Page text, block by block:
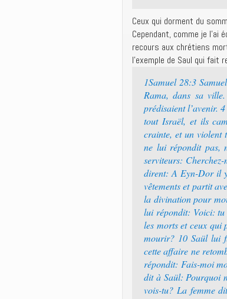
Ceux qui dorment du
Cependant, comme je l’ai
recours aux chrétiens
l’exemple de Saul qui fait
1Samuel 28:3
Rama, dans sa
prédisaient l’avenir.
tout Israël, et ils
crainte, et un violent
ne lui répondit pas,
serviteurs:
dirent: A Eyn-Dor il
vêtements et partit
la divination pour
lui répondit: Voici: tu
les morts et ceux qui
mourir? 10 Saül lui
cette affaire ne
répondit: Fais-moi
dit à Saül: Pourquoi
vois-tu? La femme